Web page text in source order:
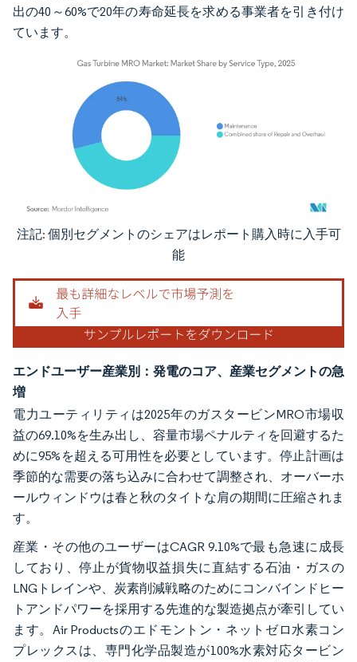
出の40～60%で20年の寿命延長を求める事業者を引き付け
ています。
画像 © Mordor Intelligence。再利用にはCC BY 4.0の表示が必要です。
注記: 個別セグメントのシェアはレポート購入時に入手可
能
エンドユーザー産業別：発電のコア、産業セグメントの急
増
電力ユーティリティは2025年のガスタービンMRO市場収
益の69.10%を生み出し、容量市場ペナルティを回避するた
めに95%を超える可用性を必要としています。停止計画は
季節的な需要の落ち込みに合わせて調整され、オーバーホ
ールウィンドウは春と秋のタイトな肩の期間に圧縮されま
す。
産業・その他のユーザーはCAGR 9.10%で最も急速に成長
しており、停止が貨物収益損失に直結する石油・ガスの
LNGトレインや、炭素削減戦略のためにコンバインドヒー
トアンドパワーを採用する先進的な製造拠点が牽引してい
ます。Air Productsのエドモントン・ネットゼロ水素コン
プレックスは、専門化学品製造が100%水素対応タービン